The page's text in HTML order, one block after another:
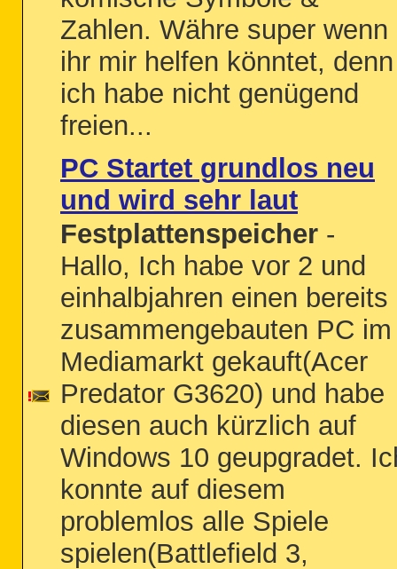
Zahlen. Währe super wenn
ihr mir helfen könntet, denn
ich habe nicht genügend
freien...
PC Startet grundlos neu
und wird sehr laut
Festplattenspeicher -
Hallo, Ich habe vor 2 und
einhalbjahren einen bereits
zusammengebauten PC im
Mediamarkt gekauft(Acer
Predator G3620) und habe
diesen auch kürzlich auf
Windows 10 geupgradet.
konnte auf diesem
problemlos alle Spiele
spielen(Battlefield 3,